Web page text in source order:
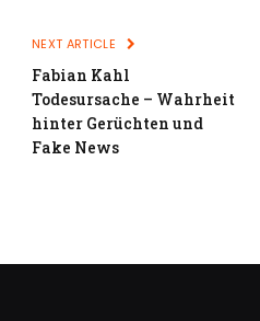
NEXT ARTICLE
Fabian Kahl
Todesursache – Wahrheit
hinter Gerüchten und
Fake News